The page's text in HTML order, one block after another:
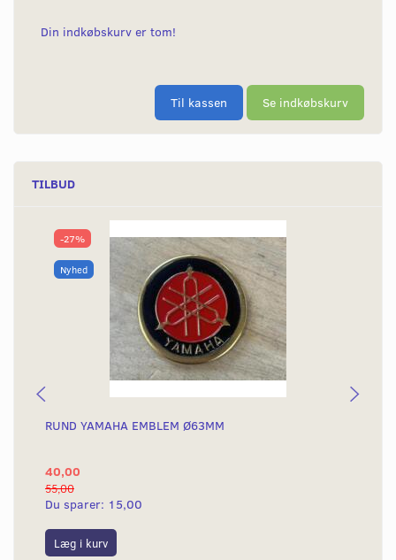
Din indkøbskurv er tom!
Til kassen Se indkøbskurv
TILBUD
-27%
Nyhed
RUND YAMAHA EMBLEM Ø63MM
40,00
55,00
Du sparer: 15,00
Læg i kurv